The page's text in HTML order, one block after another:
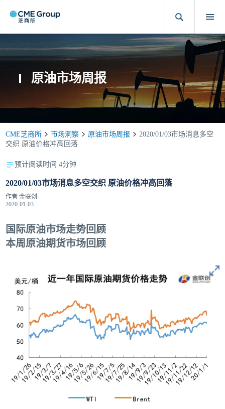
原油市场周报
CME芝商所 市场洞察 原油市场周报
2020/01/03市场消息多空
交织 原油价格冲高回落
预计阅读时间 4分钟
2020/01/03市场消息多空交织 原油价格冲高回落
作者金联创
2020-01-03
国际原油市场走势回顾
本周原油期货市场回顾